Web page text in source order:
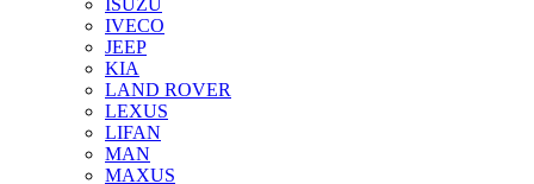
ISUZU
IVECO
JEEP
KIA
LAND ROVER
LEXUS
LIFAN
MAN
MAXUS